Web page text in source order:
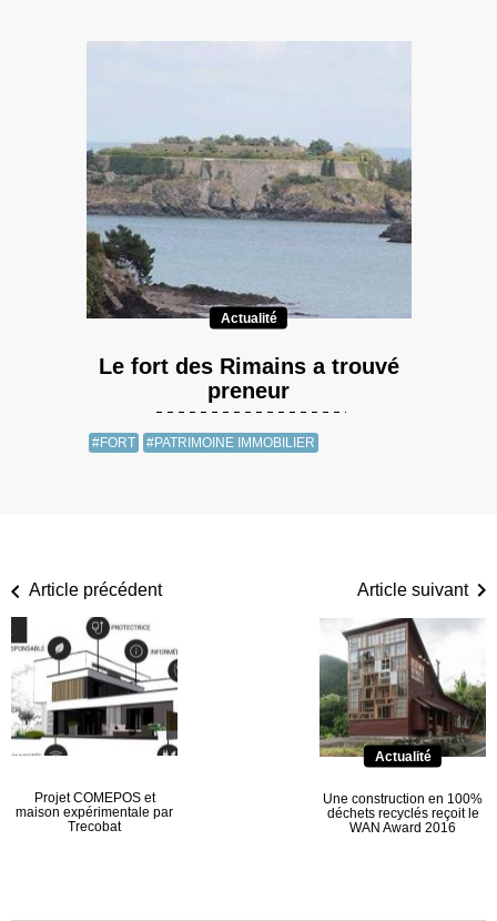
Actualité
Le fort des Rimains a trouvé
preneur
#FORT #PATRIMOINE IMMOBILIER
Article précédent
Projet COMEPOS et
maison expérimentale par
Trecobat
Article suivant
Actualité
Une construction en 100%
déchets recyclés reçoit le
WAN Award 2016